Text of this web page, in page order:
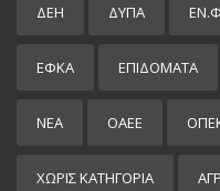
ΔΕΗ ΔΥΠΑ
ΕΦΚΑ ΕΠΙΔΌΜΑΤΑ
ΝΕΑ ΟΑΕΕ
ΧΩΡΊΣ ΚΑΤΗΓΟΡΊΑ